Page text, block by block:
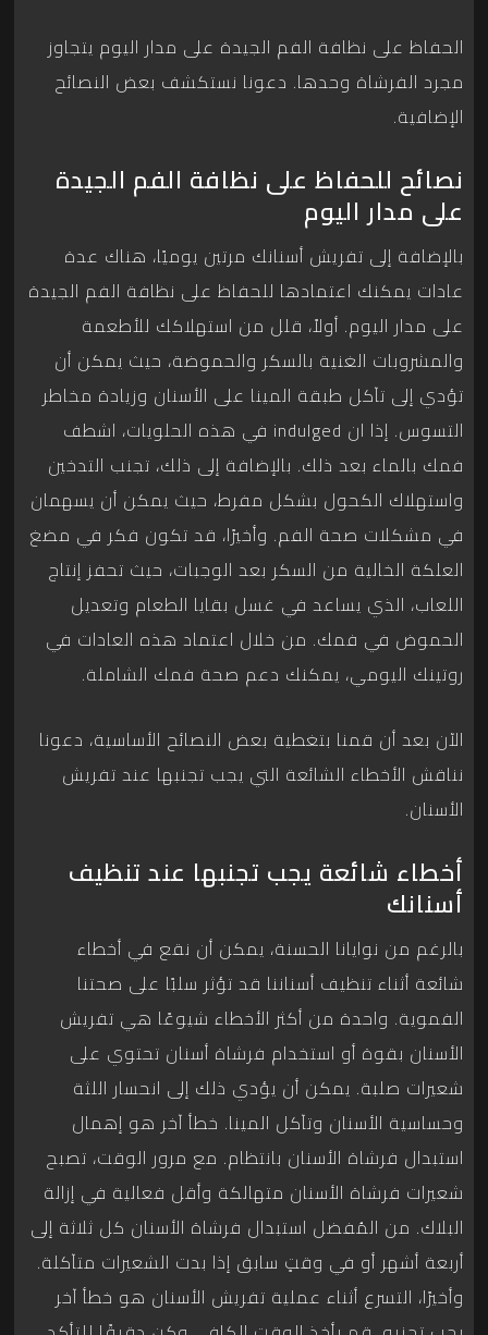
الحفاظ على نظافة الفم الجيدة على مدار اليوم يتجاوز
مجرد الفرشاة وحدها. دعونا نستكشف بعض النصائح
الإضافية.
نصائح للحفاظ على نظافة الفم الجيدة
على مدار اليوم
بالإضافة إلى تفريش أسنانك مرتين يوميًا، هناك عدة
عادات يمكنك اعتمادها للحفاظ على نظافة الفم الجيدة
على مدار اليوم. أولاً، قلل من استهلاكك للأطعمة
والمشروبات الغنية بالسكر والحموضة، حيث يمكن أن
تؤدي إلى تآكل طبقة المينا على الأسنان وزيادة مخاطر
التسوس. إذا ان indulged في هذه الحلويات، اشطف
فمك بالماء بعد ذلك. بالإضافة إلى ذلك، تجنب التدخين
واستهلاك الكحول بشكل مفرط، حيث يمكن أن يسهمان
في مشكلات صحة الفم. وأخيرًا، قد تكون فكر في مضغ
العلكة الخالية من السكر بعد الوجبات، حيث تحفز إنتاج
اللعاب، الذي يساعد في غسل بقايا الطعام وتعديل
الحموض في فمك. من خلال اعتماد هذه العادات في
روتينك اليومي، يمكنك دعم صحة فمك الشاملة.
الآن بعد أن قمنا بتغطية بعض النصائح الأساسية، دعونا
نناقش الأخطاء الشائعة التي يجب تجنبها عند تفريش
الأسنان.
أخطاء شائعة يجب تجنبها عند تنظيف
أسنانك
بالرغم من نوايانا الحسنة، يمكن أن نقع في أخطاء
شائعة أثناء تنظيف أسناننا قد تؤثر سلبًا على صحتنا
الفموية. واحدة من أكثر الأخطاء شيوعًا هي تفريش
الأسنان بقوة أو استخدام فرشاة أسنان تحتوي على
شعيرات صلبة. يمكن أن يؤدي ذلك إلى انحسار اللثة
وحساسية الأسنان وتآكل المينا. خطأ آخر هو إهمال
استبدال فرشاة الأسنان بانتظام. مع مرور الوقت، تصبح
شعيرات فرشاة الأسنان متهالكة وأقل فعالية في إزالة
البلاك. من المُفضل استبدال فرشاة الأسنان كل ثلاثة إلى
أربعة أشهر أو في وقتٍ سابق إذا بدت الشعيرات متآكلة.
وأخيرًا، التسرع أثناء عملية تفريش الأسنان هو خطأ آخر